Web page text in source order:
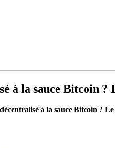
à la sauce Bitcoin ?
à la sauce Bitcoin ?